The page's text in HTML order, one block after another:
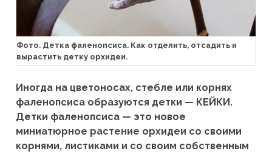
Фото. Детка фаленопсиса. Как отделить, отсадить и
вырастить детку орхидеи.
Иногда на цветоносах, стебле или корнях
фаленопсиса образуются детки — КЕЙКИ.
Детки фаленопсиса — это новое
миниатюрное растение орхидеи со своими
корнями, листиками и со своим собственным